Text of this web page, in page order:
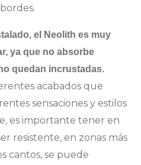
el Neolith es muy
ya que no absorbe
quedan incrustadas.
acabados que
sensaciones y estilos
es importante tener en
resistente, en zonas más
cantos, se puede